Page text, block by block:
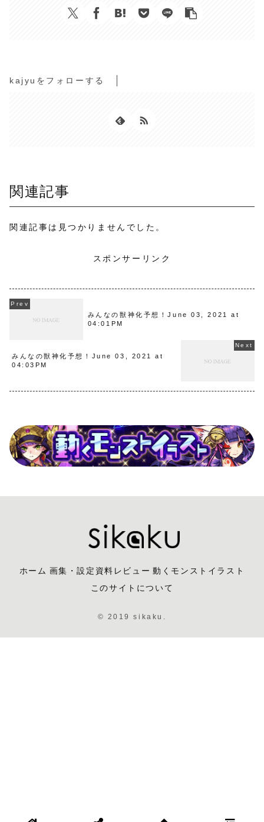
kajyuをフォローする
関連記事
関連記事は見つかりませんでした。
スポンサーリンク
みんなの獣神化予想！June 03, 2021 at
04:01PM
みんなの獣神化予想！June 03, 2021 at
04:03PM
ホーム 画集・設定資料レビュー 動くモンストイラスト
このサイトについて
© 2019 sikaku.